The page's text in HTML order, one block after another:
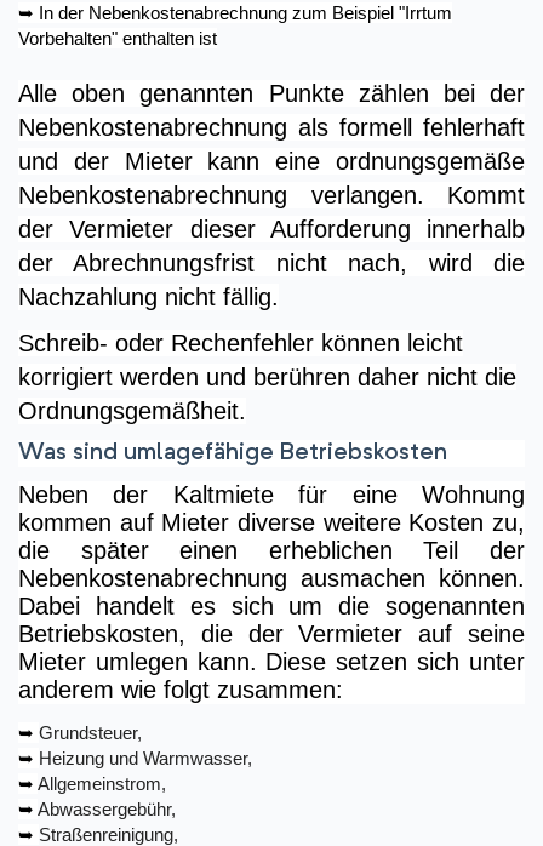
➥ In der Nebenkostenabrechnung zum Beispiel "Irrtum
Vorbehalten" enthalten ist
Alle oben genannten Punkte zählen bei der
Nebenkostenabrechnung als formell fehlerhaft
und der Mieter kann eine ordnungsgemäße
Nebenkostenabrechnung verlangen. Kommt
der Vermieter dieser Aufforderung innerhalb
der Abrechnungsfrist nicht nach, wird die
Nachzahlung nicht fällig.
Schreib- oder Rechenfehler können leicht
korrigiert werden und berühren daher nicht die
Ordnungsgemäßheit.
Was sind umlagefähige Betriebskosten
Neben der Kaltmiete für eine Wohnung
kommen auf Mieter diverse weitere Kosten zu,
die später einen erheblichen Teil der
Nebenkostenabrechnung ausmachen können.
Dabei handelt es sich um die sogenannten
Betriebskosten, die der Vermieter auf seine
Mieter umlegen kann. Diese setzen sich unter
anderem wie folgt zusammen:
➥ Grundsteuer,
➥ Heizung und Warmwasser,
➥ Allgemeinstrom,
➥ Abwassergebühr,
➥ Straßenreinigung,